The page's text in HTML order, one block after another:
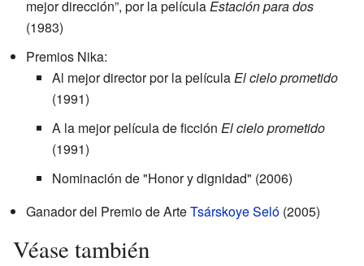
mejor dirección”, por la películaEstación para dos
(1983)
Premios Nika:
Al mejor director por la películaEl cielo prometido
(1991)
A la mejor película de ficción El cielo prometido
(1991)
Nominación de "Honor y dignidad" (2006)
Ganador del Premio de ArteTsárskoye Seló (2005)
Véase también